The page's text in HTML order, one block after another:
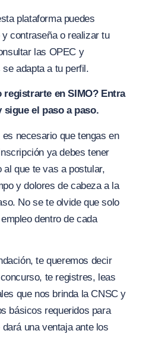
plataforma puedes
contraseña o realizar tu
las OPEC y
adapta a tu perfil.
registrarte en SIMO? Entra
sigue el paso a paso.
necesario que tengas en
ya debes tener
al que te vas a postular,
y dolores de cabeza a la
No se te olvide que solo
dentro de cada
te queremos decir
te registres, leas
que nos brinda la CNSC y
básicos requeridos para
una ventaja ante los